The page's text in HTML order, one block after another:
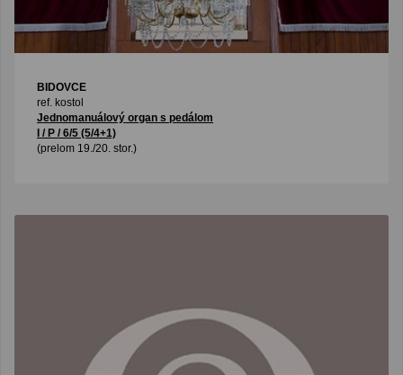
BIDOVCE
ref. kostol
Jednomanuálový organ s pedálom
I / P / 6/5 (5/4+1)
(prelom 19./20. stor.)